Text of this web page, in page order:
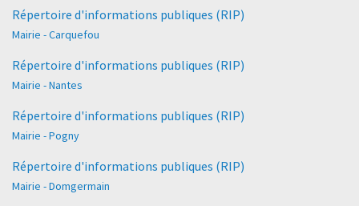
Répertoire d'informations publiques (RIP)
Mairie - Carquefou
Répertoire d'informations publiques (RIP)
Mairie - Nantes
Répertoire d'informations publiques (RIP)
Mairie - Pogny
Répertoire d'informations publiques (RIP)
Mairie - Domgermain